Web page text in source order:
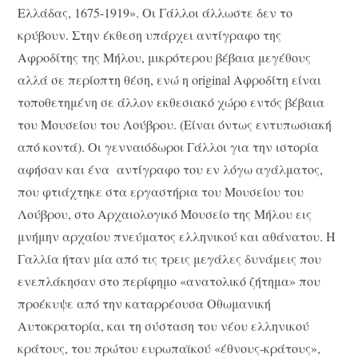
Ελλάδας, 1675-1919». Οι Γάλλοι άλλωστε δεν το
κρύβουν. Στην έκθεση υπάρχει αντίγραφο της
Αφροδίτης της Μήλου, μικρότερου βέβαια μεγέθους
αλλά σε περίοπτη θέση, ενώ η original Αφροδίτη είναι
τοποθετημένη σε άλλον εκθεσιακό χώρο εντός βέβαια
του Μουσείου του Λούβρου. (Είναι όντως εντυπωσιακή
από κοντά). Οι γενναιόδωροι Γάλλοι για την ιστορία
αφήσαν και ένα αντίγραφο του εν λόγω αγάλματος,
που φτιάχτηκε στα εργαστήρια του Μουσείου του
Λούβρου, στο Αρχαιολογικό Μουσείο της Μήλου εις
μνήμην αρχαίου πνεύματος ελληνικού και αθάνατου. Η
Γαλλία ήταν μία από τις τρεις μεγάλες δυνάμεις που
ενεπλάκησαν στο περίφημο «ανατολικό ζήτημα» που
προέκυψε από την καταρρέουσα Οθωμανική
Αυτοκρατορία, και τη σύσταση του νέου ελληνικού
κράτους, του πρώτου ευρωπαϊκού «έθνους-κράτους»,